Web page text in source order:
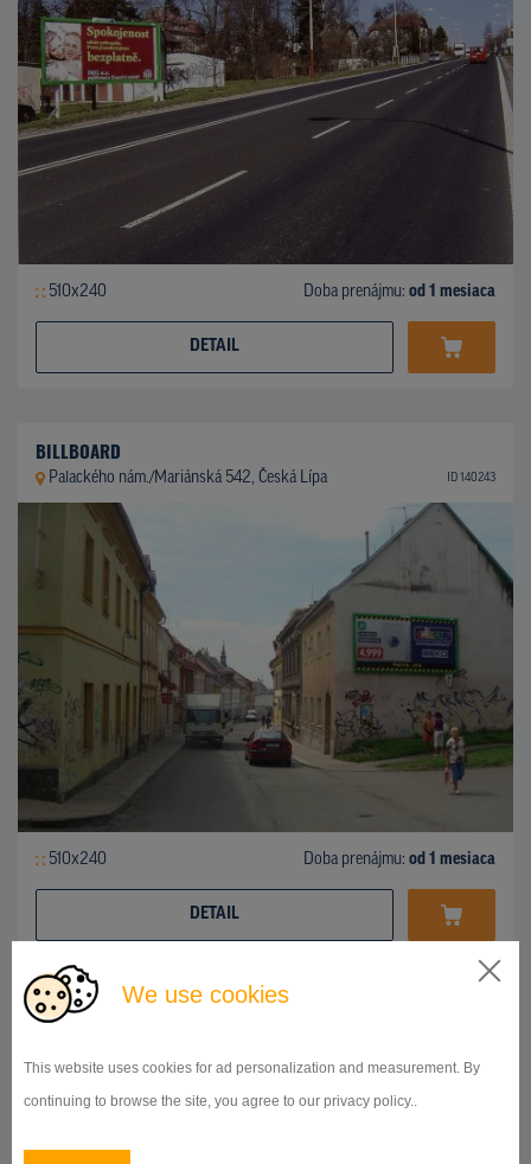
We use cookies
This website uses cookies for ad personalization and measurement. By
continuing to browse the site, you agree to our privacy policy..
510x240 Doba prenájmu: od 1 mesiaca
DETAIL
BILLBOARD
Palackého nám./Mariánská 542, Česká Lípa ID 140243
510x240 Doba prenájmu: od 1 mesiaca
DETAIL
BILLBOARD